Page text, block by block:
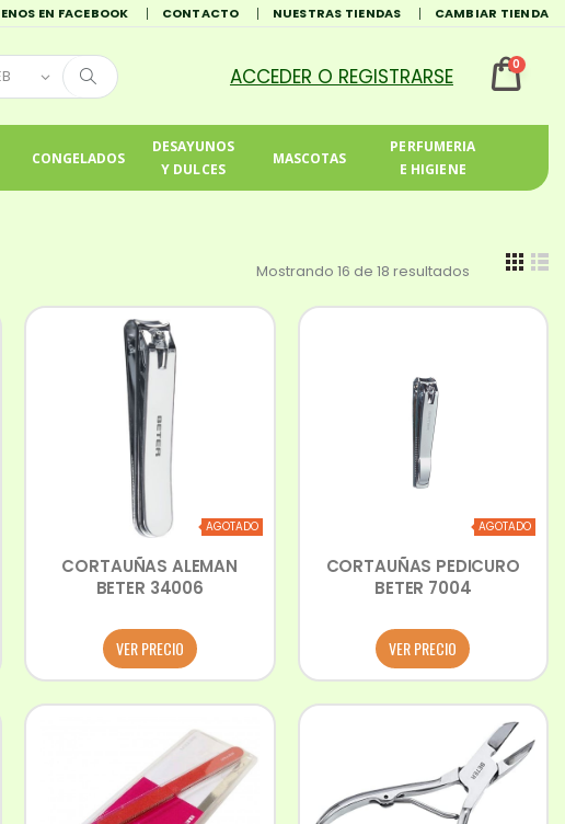
EN FACEBOOK CONTACTO NUESTRAS TIENDAS CAMBIAR TIENDA
0
CONGELADOS
DESAYUNOS
Y DULCES
MASCOTAS
PERFUMERIA
E HIGIENE
Mostrando 16 de 18 resultados
AGOTADO
CORTAUÑAS ALEMAN
BETER 34006
VER PRECIO
AGOTADO
CORTAUÑAS PEDICURO
BETER 7004
VER PRECIO